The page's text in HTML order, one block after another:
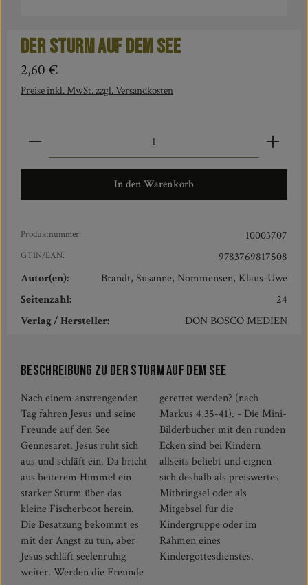
Der Sturm auf dem See
Regulärer Preis:
2,60 €
Preise inkl. MwSt. zzgl. Versandkosten
Produkt Anzahl: Gib den gewünschten Wert ein oder
In den Warenkorb
Produktnummer: 10003707
GTIN/EAN:
9783769817508
Autor(en):
Brandt, Susanne, Nommensen, Klaus-Uwe
Seitenzahl:
24
Verlag / Hersteller:
DON BOSCO MEDIEN
Beschreibung zu Der Sturm auf dem See
Nach einem anstrengenden
Tag fahren Jesus und seine
Freunde auf den See
Gennesaret. Jesus ruht sich
aus und schläft ein. Da bricht
aus heiterem Himmel ein
starker Sturm über das
kleine Fischerboot herein.
Die Besatzung bekommt es
mit der Angst zu tun, aber
Jesus schläft seelenruhig
weiter. Werden die Freunde
gerettet werden? (nach
Markus 4,35-41). - Die Mini-
Bilderbücher mit den runden
Ecken sind bei Kindern
allseits beliebt und eignen
sich deshalb als preiswertes
Mitbringsel oder als
Mitgebsel für die
Kindergruppe oder im
Rahmen eines
Kindergottesdienstes.